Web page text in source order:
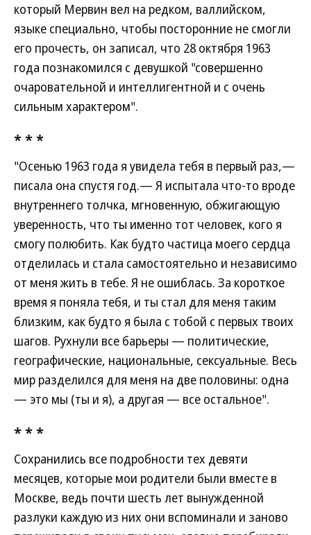
который Мервин вел на редком, валлийском,
языке специально, чтобы посторонние не смогли
его прочесть, он записал, что 28 октября 1963
года познакомился с девушкой "совершенно
очаровательной и интеллигентной и с очень
сильным характером".
* * *
"Осенью 1963 года я увидела тебя в первый раз,—
писала она спустя год.— Я испытала что-то вроде
внутреннего толчка, мгновенную, обжигающую
уверенность, что ты именно тот человек, кого я
смогу полюбить. Как будто частица моего сердца
отделилась и стала самостоятельно и независимо
от меня жить в тебе. Я не ошиблась. За короткое
время я поняла тебя, и ты стал для меня таким
близким, как будто я была с тобой с первых твоих
шагов. Рухнули все барьеры — политические,
географические, национальные, сексуальные. Весь
мир разделился для меня на две половины: одна
— это мы (ты и я), а другая — все остальное".
* * *
Сохранились все подробности тех девяти
месяцев, которые мои родители были вместе в
Москве, ведь почти шесть лет вынужденной
разлуки каждую из них они вспоминали и заново